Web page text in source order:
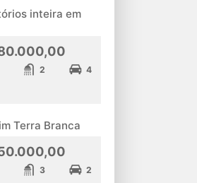
inteira em
2 4
Terra Branca
3 2